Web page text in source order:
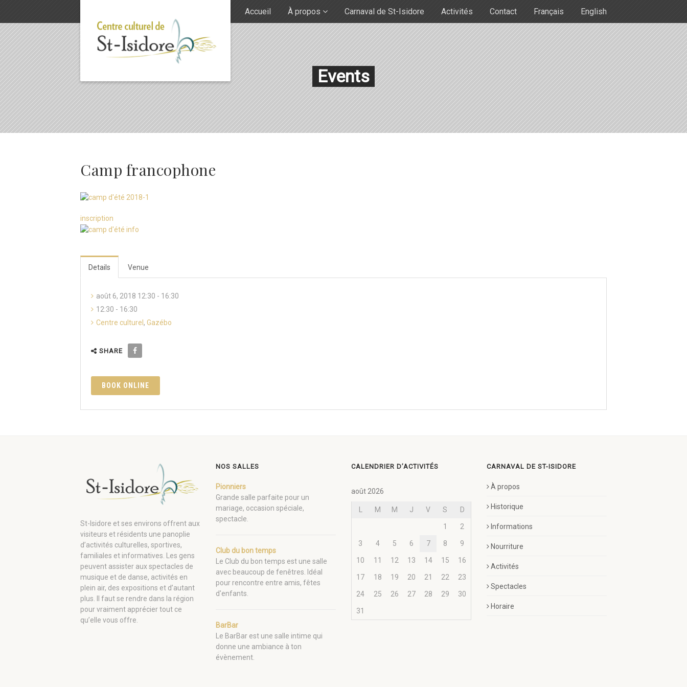
Accueil À propos Carnaval de St-Isidore Activités Contact Français English
Events
Camp francophone
inscription
Details Venue
août 6, 2018 12:30 - 16:30
12:30 - 16:30
Centre culturel, Gazébo
SHARE
BOOK ONLINE
St-Isidore et ses environs offrent aux
visiteurs et résidents une panoplie
d’activités culturelles, sportives,
familiales et informatives. Les gens
peuvent assister aux spectacles de
musique et de danse, activités en
plein air, des expositions et d’autant
plus. Il faut se rendre dans la région
pour vraiment apprécier tout ce
qu’elle vous offre.
NOS SALLES
Pionniers
Grande salle parfaite pour un
mariage, occasion spéciale,
spectacle.
Club du bon temps
Le Club du bon temps est une salle
avec beaucoup de fenêtres. Idéal
pour rencontre entre amis, fêtes
d'enfants.
BarBar
Le BarBar est une salle intime qui
donne une ambiance à ton
évènement.
CALENDRIER D’ACTIVITÉS
août 2026
L M M J V S D
1 2
3 4 5 6 7 8 9
10 11 12 13 14 15 16
17 18 19 20 21 22 23
24 25 26 27 28 29 30
31
CARNAVAL DE ST-ISIDORE
À propos
Historique
Informations
Nourriture
Activités
Spectacles
Horaire